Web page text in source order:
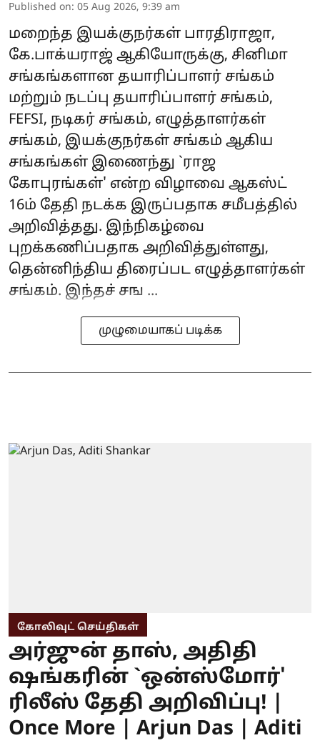
Published on: 05 Aug 2026, 9:39 am
மறைந்த இயக்குநர்கள் பாரதிராஜா,
கே.பாக்யராஜ் ஆகியோருக்கு, சினிமா
சங்கங்களான தயாரிப்பாளர் சங்கம்
மற்றும் நடப்பு தயாரிப்பாளர் சங்கம்,
FEFSI, நடிகர் சங்கம், எழுத்தாளர்கள்
சங்கம், இயக்குநர்கள் சங்கம் ஆகிய
சங்கங்கள் இணைந்து `ராஜ
கோபுரங்கள்' என்ற விழாவை ஆகஸ்ட்
16ம் தேதி நடக்க இருப்பதாக சமீபத்தில்
அறிவித்தது. இந்நிகழ்வை
புறக்கணிப்பதாக அறிவித்துள்ளது,
தென்னிந்திய திரைப்பட எழுத்தாளர்கள்
சங்கம். இந்தச் சங ...
முழுமையாகப் படிக்க
கோலிவுட் செய்திகள்
அர்ஜுன் தாஸ், அதிதி
ஷங்கரின் `ஒன்ஸ்மோர்'
ரிலீஸ் தேதி அறிவிப்பு! |
Once More | Arjun Das | Aditi